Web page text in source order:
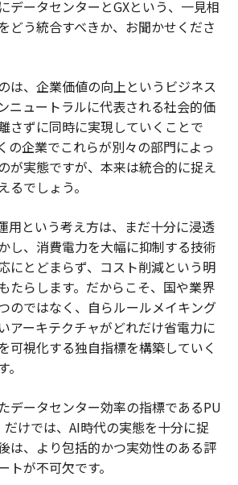
データセンターとGXという、一見相
どう統合すべきか、お聞かせくださ
は、企業価値の向上というビジネス
ニュートラルに代表される社会的価
さずに同時に実現していくことで
の企業でこれらが別々の部門によっ
が実態ですが、本来は統合的に捉え
るでしょう。
用という考え方は、まだ十分に浸透
し、消費電力を大幅に抑制する技術
にとどまらず、コスト削減という明
たらします。だからこそ、国や業界
のではなく、自らルールメイキング
アーキテクチャがどれだけ省電力に
可視化する独自指標を構築していく
データセンター効率の指標であるPU
けでは、AI時代の実態を十分に捉
は、より包括的かつ実効性のある評
トが不可欠です。